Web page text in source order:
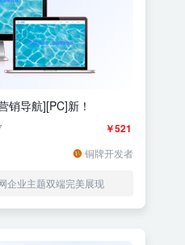
销导航][PC]新！
￥521
铜牌开发者
企业主题双端完美展现